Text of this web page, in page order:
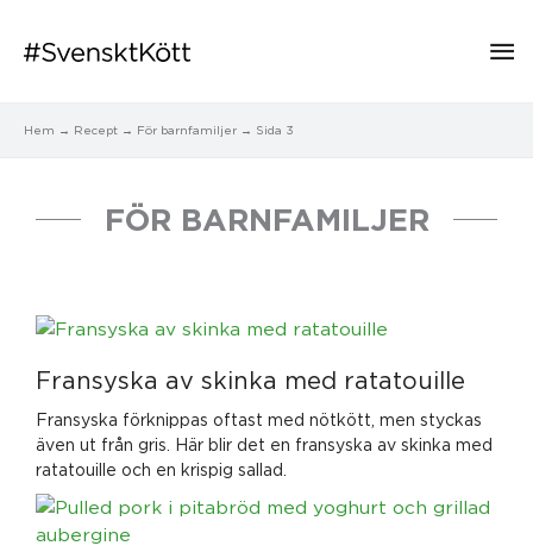
Hem Recept För barnfamiljer Sida 3
FÖR BARNFAMILJER
Fransyska av skinka med ratatouille
Fransyska förknippas oftast med nötkött, men styckas
även ut från gris. Här blir det en fransyska av skinka med
ratatouille och en krispig sallad.
Sida
SidaSidaSidaSida